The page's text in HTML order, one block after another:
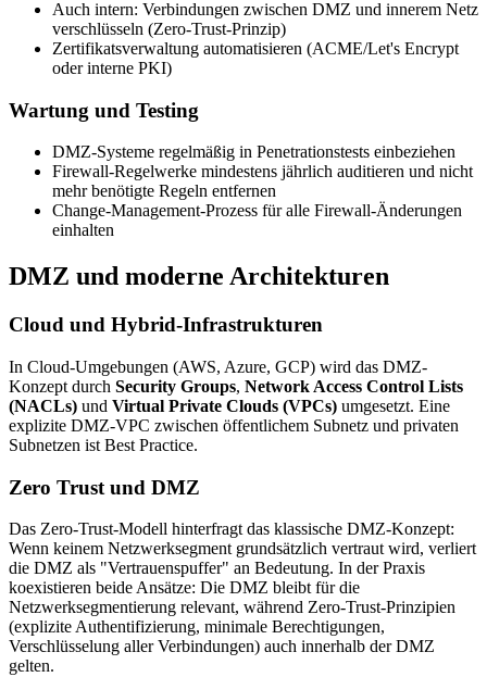
Auch intern: Verbindungen zwischen DMZ und innerem Netz
verschlüsseln (Zero-Trust-Prinzip)
Zertifikatsverwaltung automatisieren (ACME/Let's Encrypt
oder interne PKI)
Wartung und Testing
DMZ-Systeme regelmäßig in Penetrationstests einbeziehen
Firewall-Regelwerke mindestens jährlich auditieren und nicht
mehr benötigte Regeln entfernen
Change-Management-Prozess für alle Firewall-Änderungen
einhalten
DMZ und moderne Architekturen
Cloud und Hybrid-Infrastrukturen
In Cloud-Umgebungen (AWS, Azure, GCP) wird das DMZ-
Konzept durch Security Groups, Network Access Control Lists
(NACLs) und Virtual Private Clouds (VPCs) umgesetzt. Eine
explizite DMZ-VPC zwischen öffentlichem Subnetz und privaten
Subnetzen ist Best Practice.
Zero Trust und DMZ
Das Zero-Trust-Modell hinterfragt das klassische DMZ-Konzept:
Wenn keinem Netzwerksegment grundsätzlich vertraut wird, verliert
die DMZ als "Vertrauenspuffer" an Bedeutung. In der Praxis
koexistieren beide Ansätze: Die DMZ bleibt für die
Netzwerksegmentierung relevant, während Zero-Trust-Prinzipien
(explizite Authentifizierung, minimale Berechtigungen,
Verschlüsselung aller Verbindungen) auch innerhalb der DMZ
gelten.